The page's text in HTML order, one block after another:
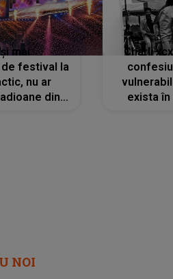
mai
festival la
nu ar
din
Charli
exista
NOI